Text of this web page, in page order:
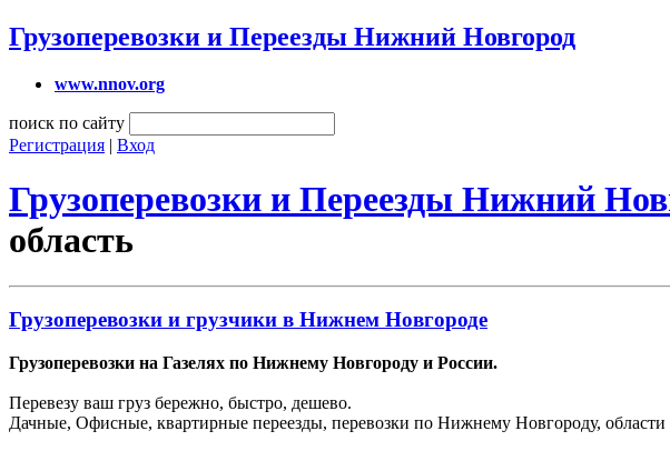
Грузоперевозки и Переезды Нижний Новгород
www.nnov.org
поиск по сайту
Регистрация | Вход
Грузоперевозки и Переезды Нижний
область
Грузоперевозки и грузчики в Нижнем Новгороде
Грузоперевозки на Газелях по Нижнему Новгороду и России.
Перевезу ваш груз бережно, быстро, дешево.
Дачные, Офисные, квартирные переезды, перевозки по Нижнему Новгороду,